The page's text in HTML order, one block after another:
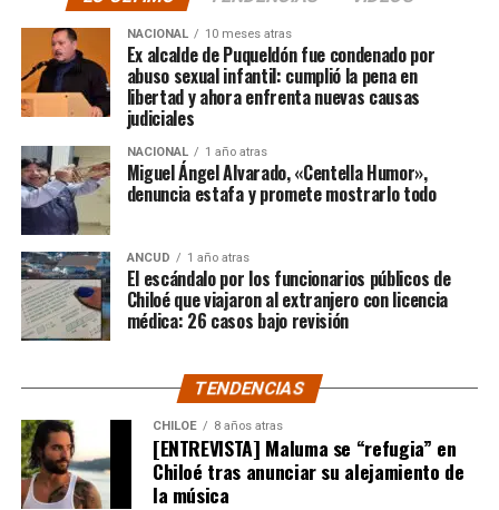
quienes lo han acompañado desde que compartió lo
ocurrido:
“Gracias a todos por el
apoyo!!!!”
Por el momento, las personas aludidas no han emitido
declaraciones públicas. La historia, según Centella,
recién comienza y, el mencionado posteo, ha generado
comentarios de todo tipo, en su gran mayoría, a favor
del humorista de Punta Arenas.
NACIONAL 10 meses atras
Ex alcalde de Puqueldón fue condenado por
abuso sexual infantil: cumplió la pena en
libertad y ahora enfrenta nuevas causas
judiciales
NACIONAL 1 año atras
Miguel Ángel Alvarado, «Centella Humor»,
denuncia estafa y promete mostrarlo todo
ANCUD 1 año atras
El escándalo por los funcionarios públicos de
Chiloé que viajaron al extranjero con licencia
médica: 26 casos bajo revisión
TENDENCIAS
CHILOE 8 años atras
[ENTREVISTA] Maluma se “refugia” en
Chiloé tras anunciar su alejamiento de
la música